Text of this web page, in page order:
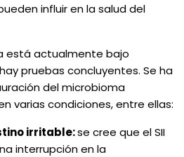
influir en la salud del
está actualmente bajo
pruebas concluyentes. Se ha
del microbioma
varias condiciones, entre ellas:
irritable:se cree que el SII
interrupción en la